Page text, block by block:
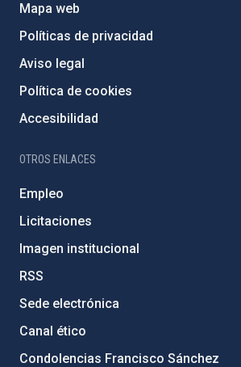
Mapa web
Políticas de privacidad
Aviso legal
Política de cookies
Accesibilidad
OTROS ENLACES
Empleo
Licitaciones
Imagen institucional
RSS
Sede electrónica
Canal ético
Condolencias Francisco Sánchez